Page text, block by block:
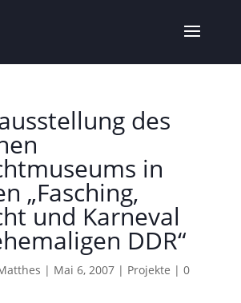
des
in
„Fasching,
und Karneval
DDR“
| Mai 6, 2007| Projekte | 0